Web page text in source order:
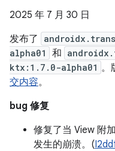
2025 年 7 月 30 日
发布了
alpha01
和
ktx:1.7.0-alpha01 。
交内容。
bug 修复
修复了当 View 附
发生的崩溃。(